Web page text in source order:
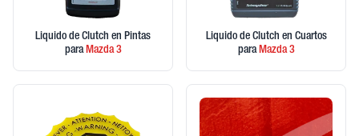
Liquido de Clutch en Pintas
paraMazda3
Liquido de Clutch en Cuartos
paraMazda3